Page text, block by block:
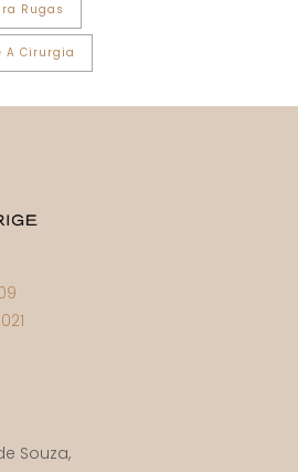
Rugas
A Cirurgia
Souza,